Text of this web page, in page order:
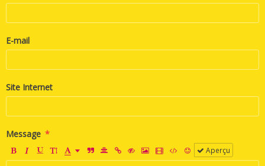
E-mail
Site Internet
Message
Aperçu